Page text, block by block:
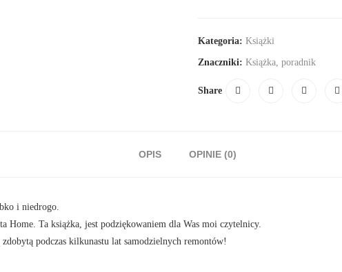
Kategoria: Książki
Znaczniki: Książka, poradnik
Share
OPIS OPINIE (0)
i niedrogo.
Ta książka, jest podziękowaniem dla Was moi czytelnicy.
podczas kilkunastu lat samodzielnych remontów!